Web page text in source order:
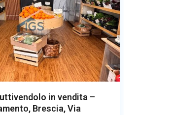
in vendita –
Brescia, Via